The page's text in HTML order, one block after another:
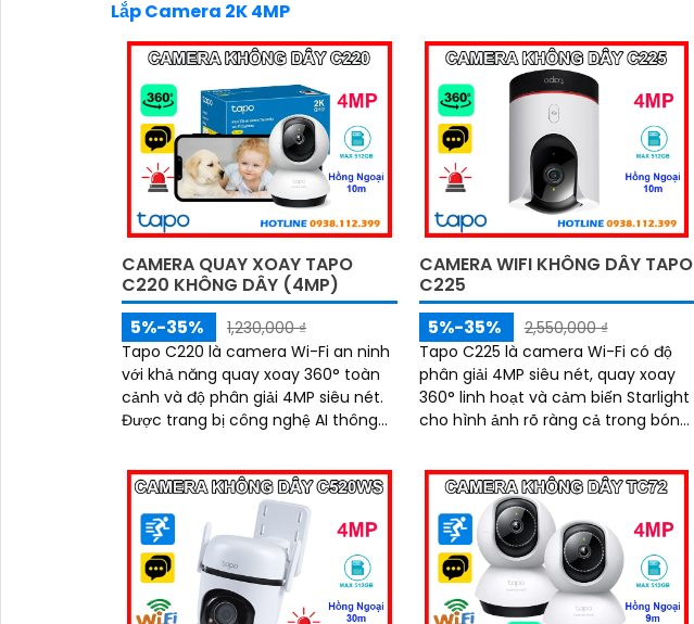
Lắp Camera 2K 4MP
CAMERA QUAY XOAY TAPO
C220 KHÔNG DÂY (4MP)
5%-35%
1,230,000 ₫
Tapo C220 là camera Wi-Fi an ninh
với khả năng quay xoay 360° toàn
cảnh và độ phân giải 4MP siêu nét.
Được trang bị công nghệ AI thông
ngoại tầm xa 10m cùng khe cắm
thẻ nhớ lên tới 512GB, ghi lại mọi
khoảnh khắc quan trọng cả ngày lẫn
đêm
CAMERA WIFI KHÔNG DÂY TAPO
C225
5%-35%
2,550,000 ₫
Tapo C225 là camera Wi-Fi có độ
phân giải 4MP siêu nét, quay xoay
360° linh hoạt và cảm biến Starlight
cho hình ảnh rõ ràng cả trong bóng
phát hiện chuyển động chính xác,
kết hợp đàm thoại 2 chiều, hồng
ngoại 10m, báo động bằng còi hú và
đèn nháy, mang đến giải pháp an
ninh toàn diện, với khe cắm thẻ nhớ
hỗ trợ tới 512GB lưu trữ lâu dài